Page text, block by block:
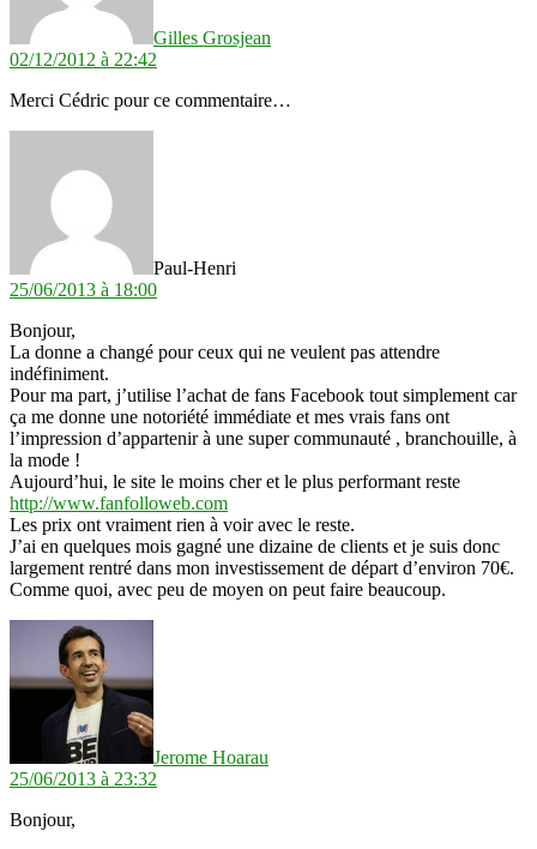
Gilles Grosjean
02/12/2012 à 22:42
Merci Cédric pour ce commentaire…
Paul-Henri
25/06/2013 à 18:00
Bonjour,
La donne a changé pour ceux qui ne veulent pas attendre
indéfiniment.
Pour ma part, j’utilise l’achat de fans Facebook tout simplement car
ça me donne une notoriété immédiate et mes vrais fans ont
l’impression d’appartenir à une super communauté , branchouille, à
la mode !
Aujourd’hui, le site le moins cher et le plus performant reste
http://www.fanfolloweb.com
Les prix ont vraiment rien à voir avec le reste.
J’ai en quelques mois gagné une dizaine de clients et je suis donc
largement rentré dans mon investissement de départ d’environ 70€.
Comme quoi, avec peu de moyen on peut faire beaucoup.
Jerome Hoarau
25/06/2013 à 23:32
Bonjour,